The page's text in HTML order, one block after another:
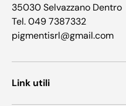
35030 Selvazzano Dentro
Tel. 049 7387332
pigmentisrl@gmail.com
Link utili